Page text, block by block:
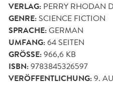
VERLAG: PERRY RHODAN
GENRE: SCIENCE FICTION
SPRACHE:GERMAN
UMFANG:64 SEITEN
GRÖSSE: 966,6 KB
ISBN:9783845326597
VERÖFFENTLICHUNG:9.